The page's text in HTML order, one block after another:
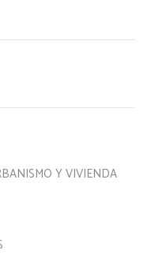
Y VIVIENDA